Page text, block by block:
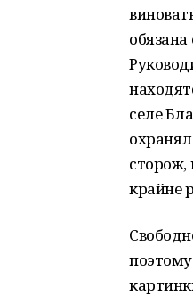
селе
сторож,
крайне